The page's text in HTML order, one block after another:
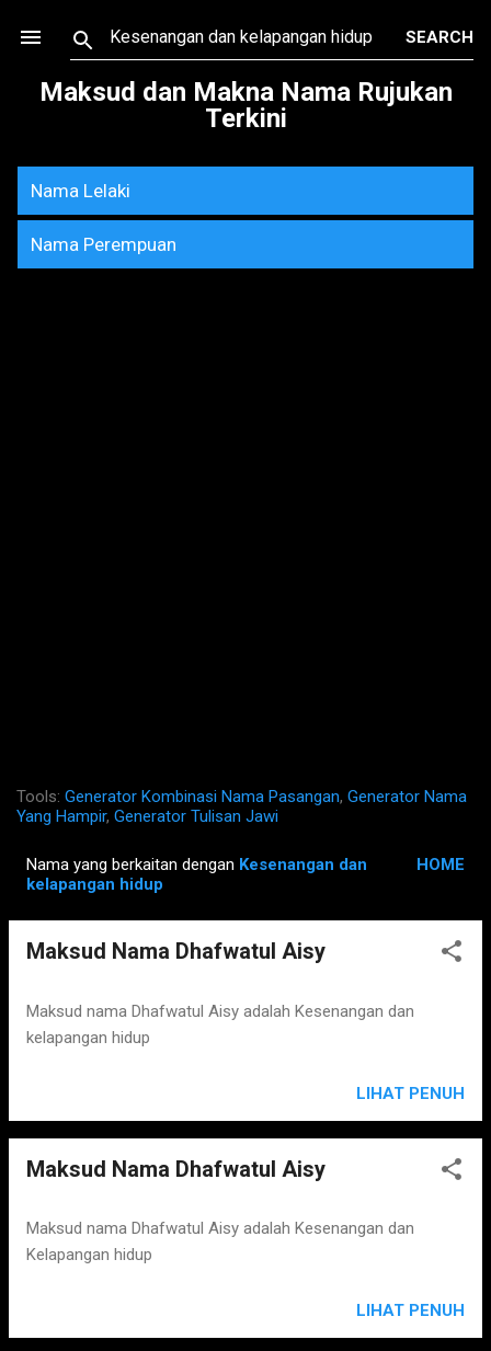
Skip to main content
Maksud dan Makna Nama Rujukan
Terkini
Nama Lelaki
Nama Perempuan
Tools: Generator Kombinasi Nama Pasangan, Generator Nama
Yang Hampir, Generator Tulisan Jawi
Nama yang berkaitan dengan Kesenangan dan
kelapangan hidup
HOME
Maksud Nama Dhafwatul Aisy
Maksud nama Dhafwatul Aisy adalah Kesenangan dan
kelapangan hidup
LIHAT PENUH
Maksud Nama Dhafwatul Aisy
Maksud nama Dhafwatul Aisy adalah Kesenangan dan
Kelapangan hidup
LIHAT PENUH